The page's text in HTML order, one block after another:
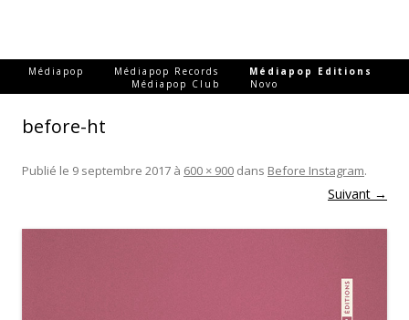
Médiapop Médiapop Records Médiapop Editions
Médiapop Club Novo
before-ht
Publié le 9 septembre 2017 à 600 × 900 dans Before Instagram.
Suivant →